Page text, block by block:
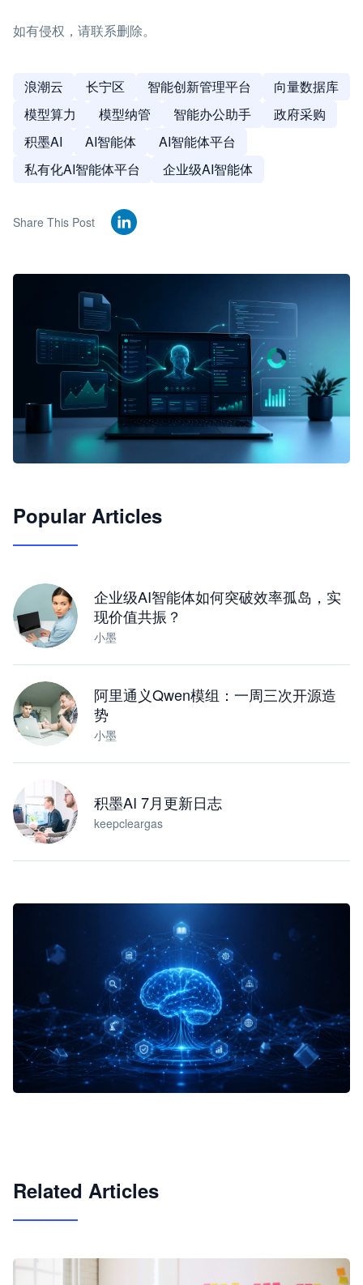
如有侵权，请联系删除。
浪潮云 长宁区 智能创新管理平台
向量数据库
模型算力
模型纳管 智能办公助手
政府采购
积墨AI
AI智能体
AI智能体平台
私有化AI智能体平台
企业级AI智能体
Share This Post
JimoClaw 桌面 AI Agent 工作台
Popular Articles
企业级AI智能体如何突破效率孤岛，实
现价值共振？
小墨
阿里通义Qwen模组：一周三次开源造
势
小墨
积墨AI 7月更新日志
keepcleargas
Related Articles